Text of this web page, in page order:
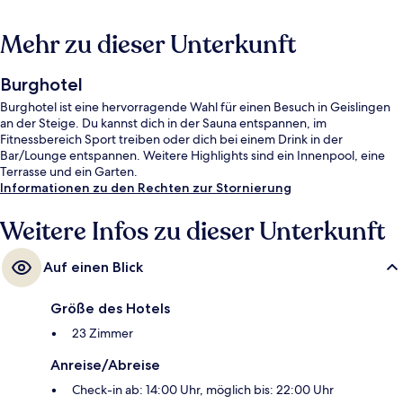
Mehr zu dieser Unterkunft
Burghotel
Burghotel ist eine hervorragende Wahl für einen Besuch in Geislingen
an der Steige. Du kannst dich in der Sauna entspannen, im
Fitnessbereich Sport treiben oder dich bei einem Drink in der
Bar/Lounge entspannen. Weitere Highlights sind ein Innenpool, eine
Terrasse und ein Garten.
Informationen zu den Rechten zur Stornierung
Weitere Infos zu dieser Unterkunft
Auf einen Blick
Größe des Hotels
23 Zimmer
Anreise/Abreise
Check-in ab: 14:00 Uhr, möglich bis: 22:00 Uhr